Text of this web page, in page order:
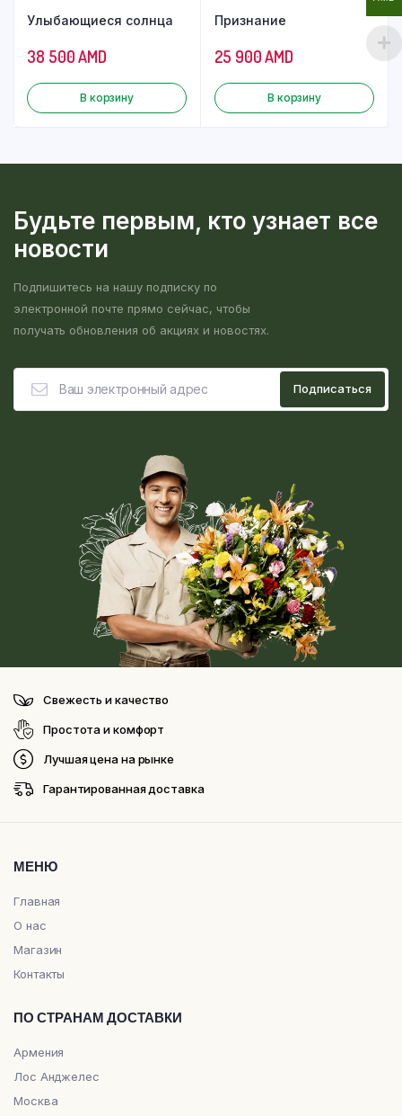
Улыбающиеся солнца
38 500AMD
В корзину
Признание
25 900AMD
В корзину
Будьте первым, кто узнает все
новости
Подпишитесь на нашу подписку по
электронной почте прямо сейчас, чтобы
получать обновления об акциях и новостях.
Свежесть и качество
Простота и комфорт
Лучшая цена на рынке
Гарантированная доставка
МЕНЮ
Главная
О нас
Магазин
Контакты
ПО СТРАНАМ ДОСТАВКИ
Армения
Лос Анджелес
Москва